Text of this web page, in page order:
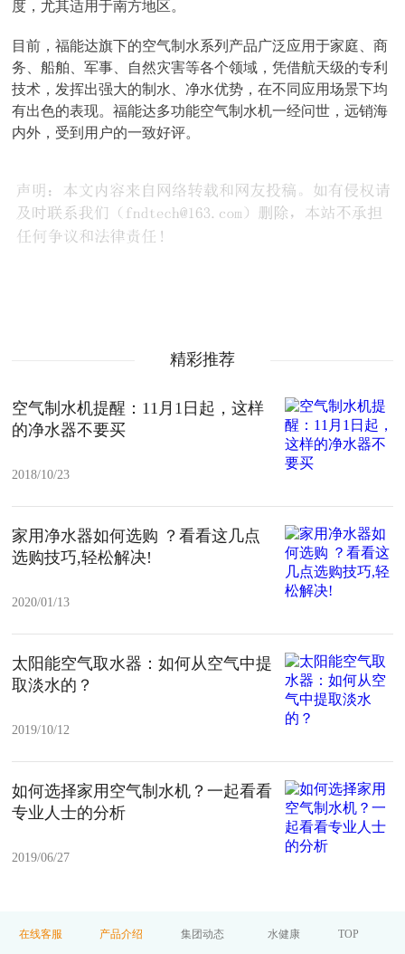
度，尤其适用于南方地区。
目前，福能达旗下的空气制水系列产品广泛应用于家庭、商
务、船舶、军事、自然灾害等各个领域，凭借航天级的专利
技术，发挥出强大的制水、净水优势，在不同应用场景下均
有出色的表现。福能达多功能空气制水机一经问世，远销海
内外，受到用户的一致好评。
精彩推荐
空气制水机提醒：11月1日起，这样
的净水器不要买
2018/10/23
家用净水器如何选购 ？看看这几点
选购技巧,轻松解决!
2020/01/13
太阳能空气取水器：如何从空气中提
取淡水的？
2019/10/12
如何选择家用空气制水机？一起看看
专业人士的分析
2019/06/27
在线客服 产品介绍 集团动态 水健康 TOP